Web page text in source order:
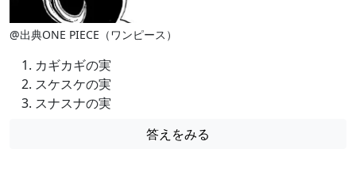
@出典ONE PIECE（ワンピース）
カギカギの実
スケスケの実
スナスナの実
答えをみる